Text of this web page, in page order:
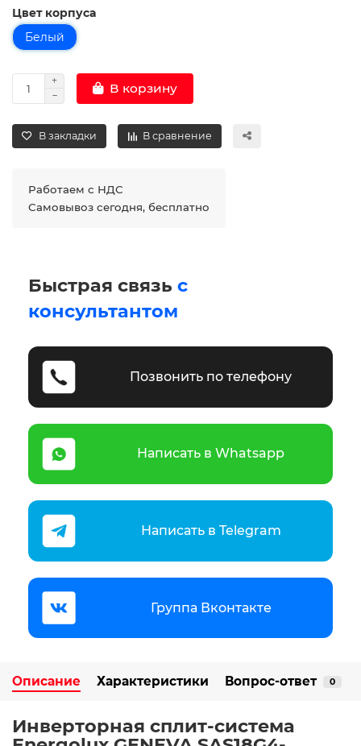
Цвет корпуса
Белый
В корзину
В закладки В сравнение
Работаем с НДС
Самовывоз сегодня, бесплатно
Быстрая связь с
консультантом
Позвонить по телефону
Написать в Whatsapp
Написать в Telegram
Группа Вконтакте
Описание Характеристики Вопрос-ответ 0
Инверторная сплит-система